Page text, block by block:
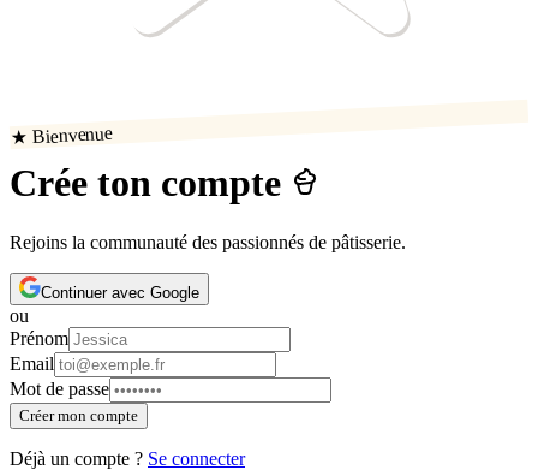
★ Bienvenue
Crée ton compte
Rejoins la communauté des passionnés de pâtisserie.
Continuer avec Google
ou
Prénom
Email
Mot de passe
Créer mon compte
Déjà un compte ? Se connecter